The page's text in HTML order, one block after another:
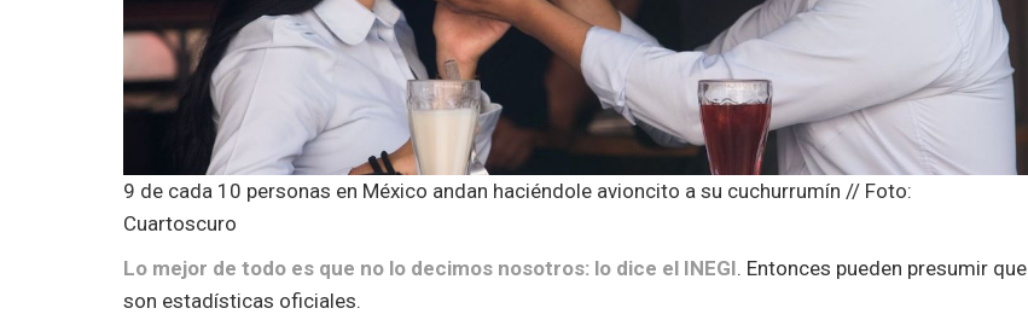
9 de cada 10 personas en México andan haciéndole avioncito a su cuchurrumín // Foto:
Cuartoscuro
Lo mejor de todo es que no lo decimos nosotros: lo dice el INEGI. Entonces pueden presumir que
son estadísticas oficiales.